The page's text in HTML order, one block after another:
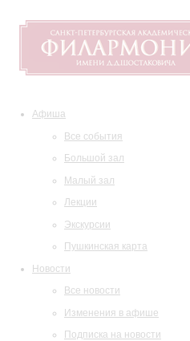
Афиша
Все события
Большой зал
Малый зал
Лекции
Экскурсии
Пушкинская карта
Новости
Все новости
Изменения в афише
Подписка на новости